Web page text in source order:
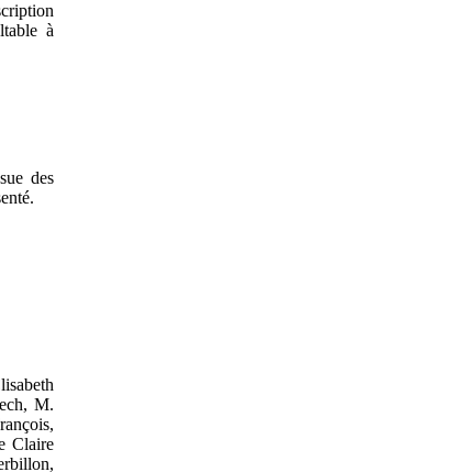
à
des
M.
Claire